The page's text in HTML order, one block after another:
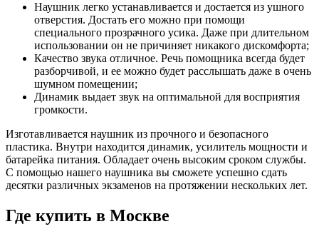
Наушник легко устанавливается и достается из ушного
отверстия. Достать его можно при помощи
специального прозрачного усика. Даже при длительном
использовании он не причиняет никакого дискомфорта;
Качество звука отличное. Речь помощника всегда будет
разборчивой, и ее можно будет расслышать даже в очень
шумном помещении;
Динамик выдает звук на оптимальной для восприятия
громкости.
Изготавливается наушник из прочного и безопасного
пластика. Внутри находится динамик, усилитель мощности и
батарейка питания. Обладает очень высоким сроком службы.
С помощью нашего наушника вы сможете успешно сдать
десятки различных экзаменов на протяжении нескольких лет.
Где купить в Москве